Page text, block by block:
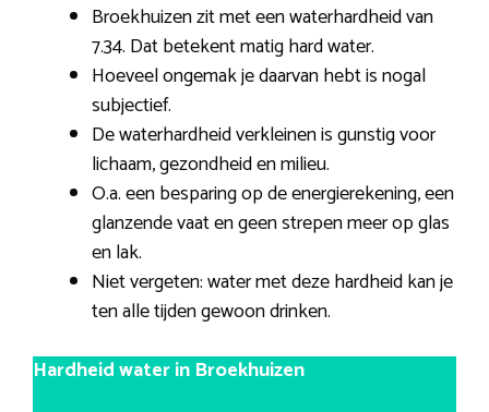
Broekhuizen zit met een waterhardheid van
7.34. Dat betekent matig hard water.
Hoeveel ongemak je daarvan hebt is nogal
subjectief.
De waterhardheid verkleinen is gunstig voor
lichaam, gezondheid en milieu.
O.a. een besparing op de energierekening, een
glanzende vaat en geen strepen meer op glas
en lak.
Niet vergeten: water met deze hardheid kan je
ten alle tijden gewoon drinken.
Hardheid water in Broekhuizen